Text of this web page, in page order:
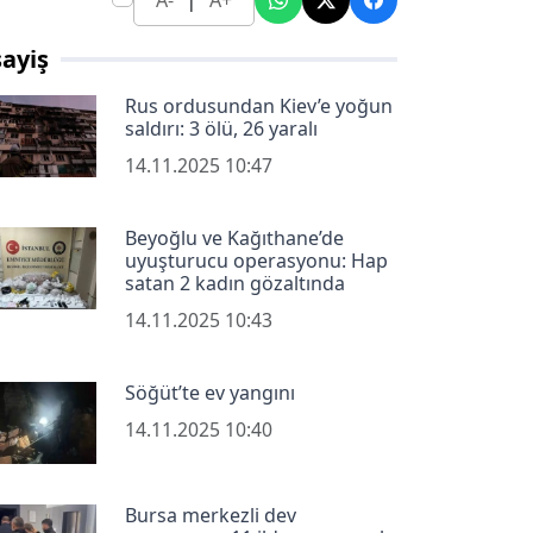
Rus ordusundan Kiev’e yoğun
saldırı: 3 ölü, 26 yaralı
14.11.2025 10:47
Beyoğlu ve Kağıthane’de
uyuşturucu operasyonu: Hap
satan 2 kadın gözaltında
14.11.2025 10:43
Söğüt’te ev yangını
14.11.2025 10:40
Bursa merkezli dev